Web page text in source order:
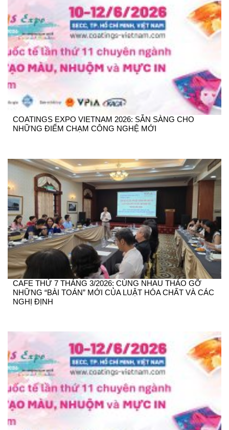
COATINGS EXPO VIETNAM 2026: SẴN SÀNG CHO
NHỮNG ĐIỂM CHẠM CÔNG NGHỆ MỚI
CAFE THỨ 7 THÁNG 3/2026: CÙNG NHAU THÁO GỠ
NHỮNG “BÀI TOÁN” MỚI CỦA LUẬT HÓA CHẤT VÀ CÁC
NGHỊ ĐỊNH